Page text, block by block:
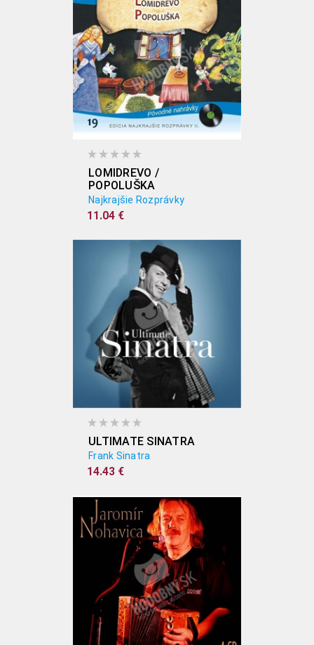
LOMIDREVO /
POPOLUŠKA
Najkrajšie Rozprávky
11.04 €
ULTIMATE SINATRA
Frank Sinatra
14.43 €